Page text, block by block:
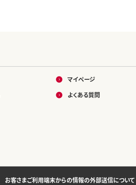
マイページ
よくある質問
お客さまご利用端末からの情報の外部送信について